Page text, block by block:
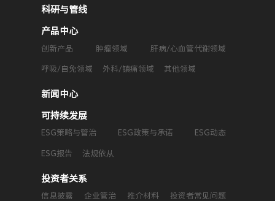
科研与管线
产品中心
创新产品 肿瘤领域 肝病/心血管代谢领域
呼吸/自免领域 外科/镇痛领域 其他领域
新闻中心
可持续发展
ESG策略与管治 ESG政策与承诺 ESG动态
ESG报告 法规依从
投资者关系
信息披露 企业管治 推介材料 投资者常见问题